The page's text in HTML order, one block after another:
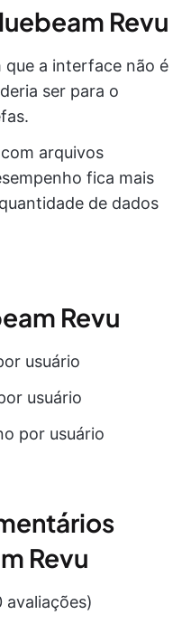
Revu
que a interface não é
ser para o
arquivos
fica mais
de dados
Revu
usuário
usuário
por usuário
Revu